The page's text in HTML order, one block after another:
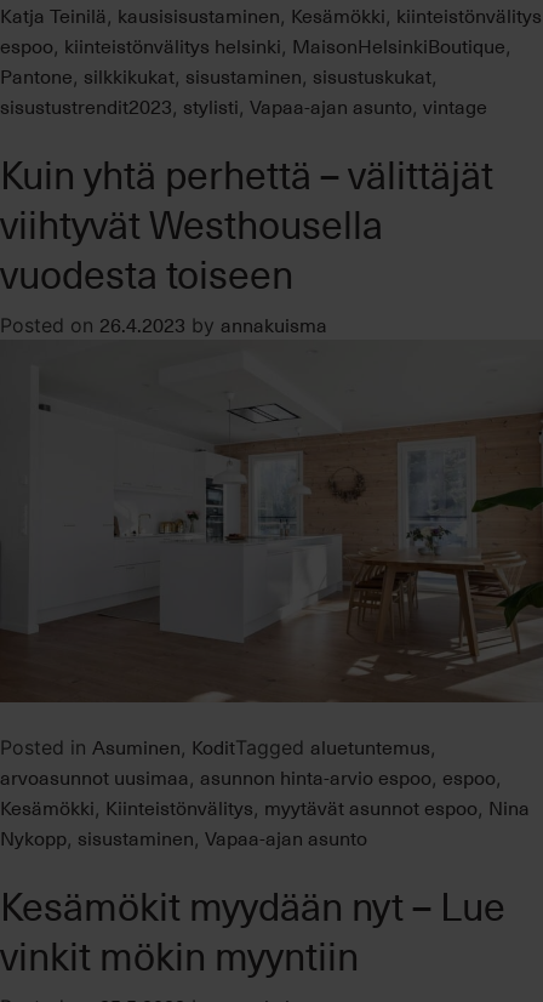
Katja Teinilä, kausisisustaminen, Kesämökki, kiinteistönvälitys
espoo, kiinteistönvälitys helsinki, MaisonHelsinkiBoutique,
Pantone, silkkikukat, sisustaminen, sisustuskukat,
sisustustrendit2023, stylisti, Vapaa-ajan asunto, vintage
Kuin yhtä perhettä – välittäjät
viihtyvät Westhousella
vuodesta toiseen
Posted on 26.4.2023 by annakuisma
Posted in Asuminen, KoditTagged aluetuntemus,
arvoasunnot uusimaa , asunnon hinta-arvio espoo, espoo,
Kesämökki, Kiinteistönvälitys, myytävät asunnot espoo, Nina
Nykopp, sisustaminen, Vapaa-ajan asunto
Kesämökit myydään nyt – Lue
vinkit mökin myyntiin